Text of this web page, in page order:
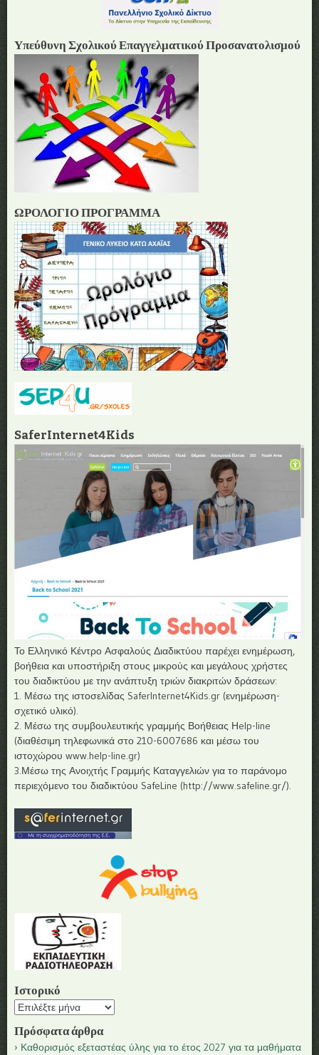
Υπεύθυνη Σχολικού Επαγγελματικού Προσανατολισμού
ΩΡΟΛΟΓΙΟ ΠΡΟΓΡΑΜΜΑ
SaferInternet4Kids
Το Ελληνικό Κέντρο Ασφαλούς Διαδικτύου παρέχει ενημέρωση,
βοήθεια και υποστήριξη στους μικρούς και μεγάλους χρήστες
του διαδικτύου με την ανάπτυξη τριών διακριτών δράσεων:
1. Μέσω της ιστοσελίδας SaferInternet4Kids.gr (ενημέρωση-
σχετικό υλικό).
2. Μέσω της συμβουλευτικής γραμμής Βοήθειας Ηelp-line
(διαθέσιμη τηλεφωνικά στο 210-6007686 και μέσω του
ιστοχώρου www.help-line.gr)
3.Μέσω της Ανοιχτής Γραμμής Καταγγελιών για το παράνομο
περιεχόμενο του διαδικτύου SafeLine (http://www.safeline.gr/).
Ιστορικό
Ιστορικό
Πρόσφατα άρθρα
Καθορισμός εξεταστέας ύλης για το έτος 2027 για τα μαθήματα